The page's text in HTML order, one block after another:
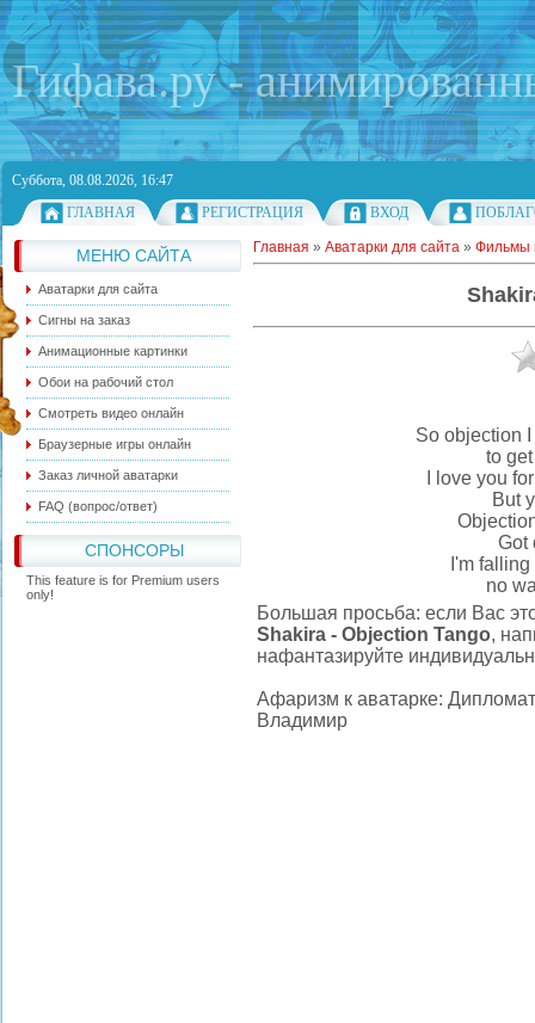
Гифава.ру -
Суббота, 08.08.2026, 16:47
ГЛАВНАЯ
РЕГИСТРАЦИЯ ВХОД
МЕНЮ САЙТА
Аватарки для сайта
Сигны на заказ
Анимационные картинки
Обои на рабочий стол
Смотреть видео онлайн
Браузерные игры онлайн
Заказ личной аватарки
FAQ (вопрос/ответ)
СПОНСОРЫ
This feature is for Premium users
only!
Главная » Аватарки для сайта » Фильмы
So objection
to
I love you
But
Got
I'm
no
Большая просьба: если Вас
Shakira - Objection Tango,
нафантазируйте
Афаризм к аватарке:
Владимир